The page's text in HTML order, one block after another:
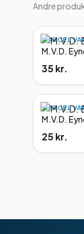
Andre
MARCEL
M.V.D.
35 kr.
MARCEL
M.V.D.
25 kr.